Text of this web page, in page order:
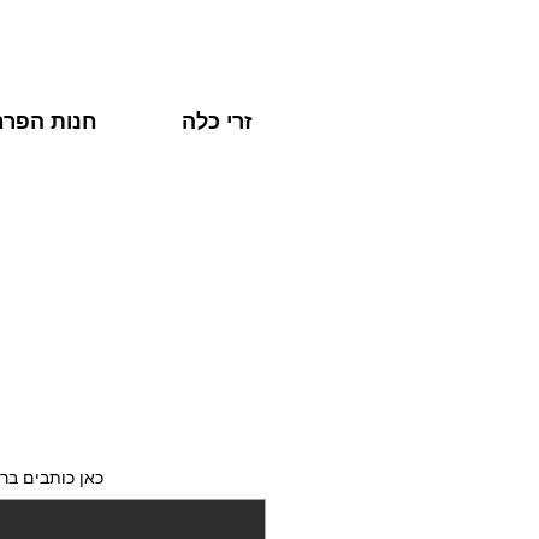
זרי כלה חנות
כאן כותבים